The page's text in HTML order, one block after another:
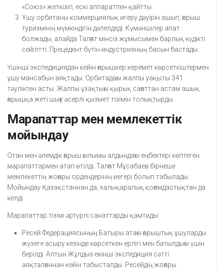
«Союз» жеткізіп, ескі аппаратпен қайтты.
Ұшу орбитаны коммерциялық игеру дәуірін ашып, ғарыш
туризмінің мүмкіндігін дәлелдеді. Күмәншілер апат
болжады, алайда Талғат мінсіз жұмысымен барлық күдікті
сейілтті. Прецедент бүтін индустрияның басын бастады.
Үшінші экспедициядан кейін ғарышкер керемет көрсеткіштермен
ұшу мансабын аяқтады. Орбитадағы жалпы уақыты 341
тәуліктен асты. Жалпы ұзақтығы қырық сағаттан астам ашық
ғарышқа жеті шығу әсерлі қызмет тізімін толықтырды.
Марапаттар мен мемлекеттік
мойындау
Отан мен әлемдік ғарыш ғылымы алдындағы еңбектері көптеген
марапаттармен атап өтілді. Талғат Мұсабаев бірнеше
мемлекеттің жоғары ордендерінің иегері болып табылады.
Мойындау Қазақстаннан да, халықаралық қоғамдастықтан да
келді.
Марапаттар тізімі әртүрлі санаттарды қамтиды:
Ресей Федерациясының Батыры атағы ғарыштық ұшуларды
жүзеге асыру кезінде көрсеткен ерлігі мен батылдығы үшін
берілді. Алтын Жұлдыз екінші экспедиция сәтті
аяқталғаннан кейін табысталды. Ресейдің жоғары